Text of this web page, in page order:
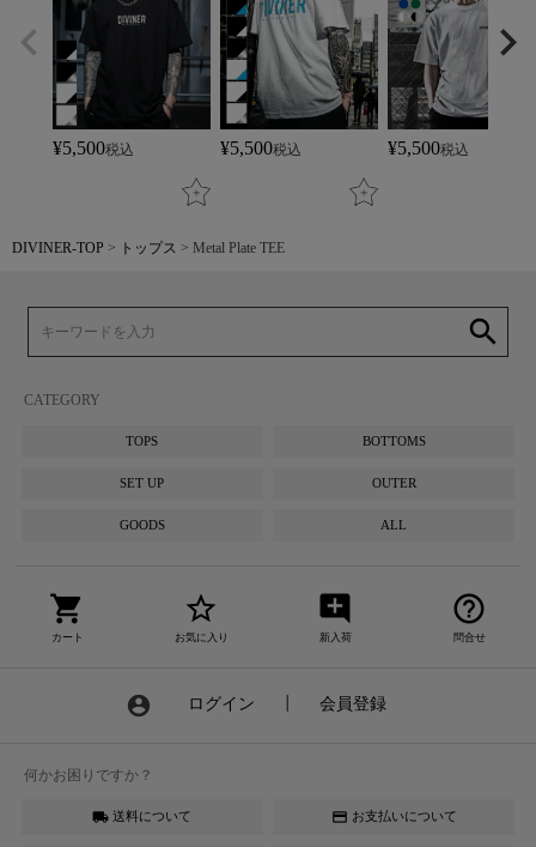
¥5,500税込 ¥5,500税込 ¥5,500税込
DIVINER-TOP トップス Metal Plate TEE
search
CATEGORY
TOPS BOTTOMS
SET UP OUTER
GOODS ALL
shopping_cart
カート
star_border
お気に入り
add_comment
新入荷
help_outline
問合せ
account_circle ログイン 会員登録
何かお困りですか？
local_shipping 送料について credit_card お支払いについて